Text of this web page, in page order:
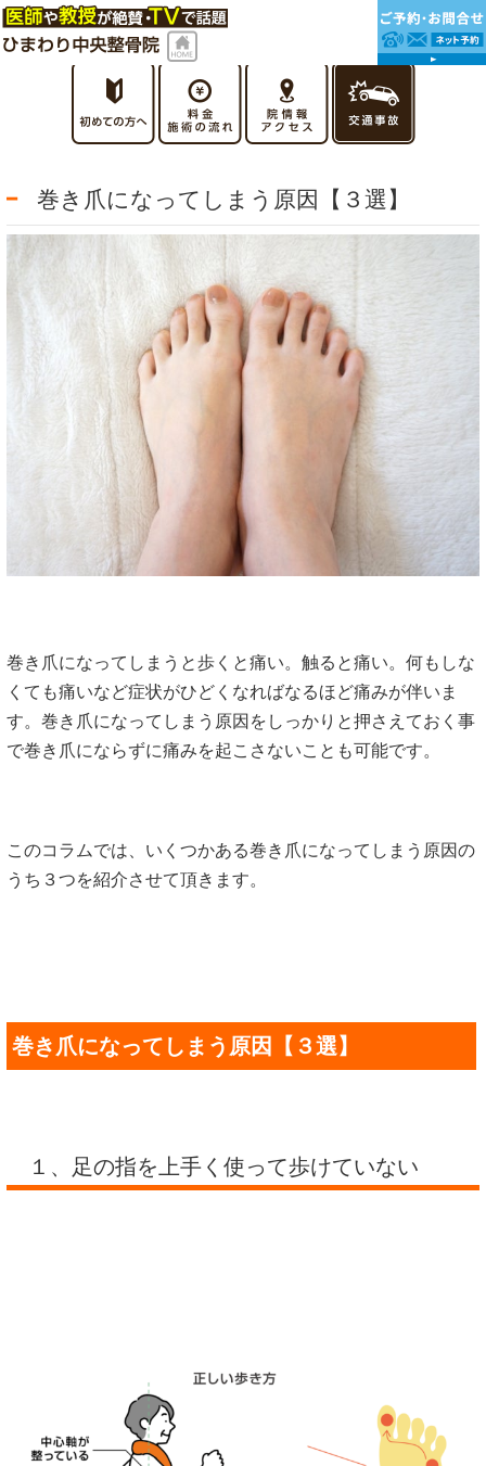
巻き爪になってしまう原因【３選】
巻き爪になってしまうと歩くと痛い。触ると痛い。何もしな
くても痛いなど症状がひどくなればなるほど痛みが伴いま
す。巻き爪になってしまう原因をしっかりと押さえておく事
で巻き爪にならずに痛みを起こさないことも可能です。
このコラムでは、いくつかある巻き爪になってしまう原因の
うち３つを紹介させて頂きます。
巻き爪になってしまう原因【３選】
１、足の指を上手く使って歩けていない